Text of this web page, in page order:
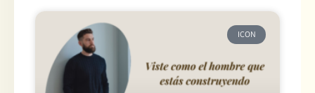
ICON